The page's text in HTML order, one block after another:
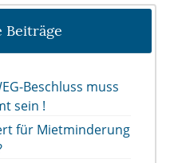
Beiträge
Beschluss muss
sein !
für Mietminderung